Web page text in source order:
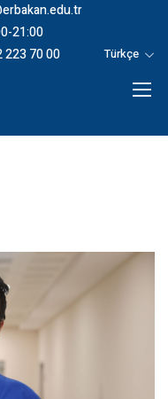
21:00
223 70 00 Türkçe